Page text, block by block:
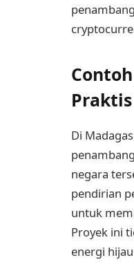
Praktis
Di
negara
pendirian
untuk
Proyek ini
energi